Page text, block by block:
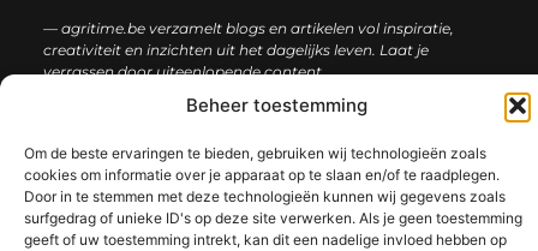
Beheer toestemming
Om de beste ervaringen te bieden, gebruiken wij technologieën zoals
cookies om informatie over je apparaat op te slaan en/of te raadplegen.
Door in te stemmen met deze technologieën kunnen wij gegevens zoals
surfgedrag of unieke ID's op deze site verwerken. Als je geen toestemming
geeft of uw toestemming intrekt, kan dit een nadelige invloed hebben op
— agritime.be verzamelt blogs en artikelen vol inspiratie,
creativiteit en inzichten uit het dagelijks leven. Laat je
verrassen door uiteenlopende content.
informatie